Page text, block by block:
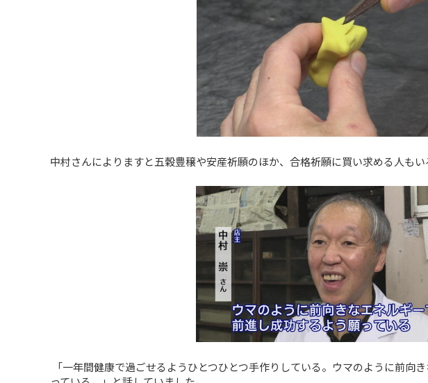
中村さんによりますと五穀豊穣や安産祈願のほか、合格祈願に買い求める人もい
「一年間健康で過ごせるようひとつひとつ手作りしている。ウマのように前向